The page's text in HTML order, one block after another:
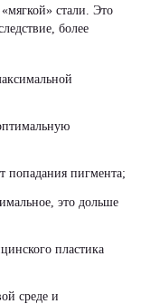
стали. Это
более
попадания пигмента;
это дольше
пластика
среде и